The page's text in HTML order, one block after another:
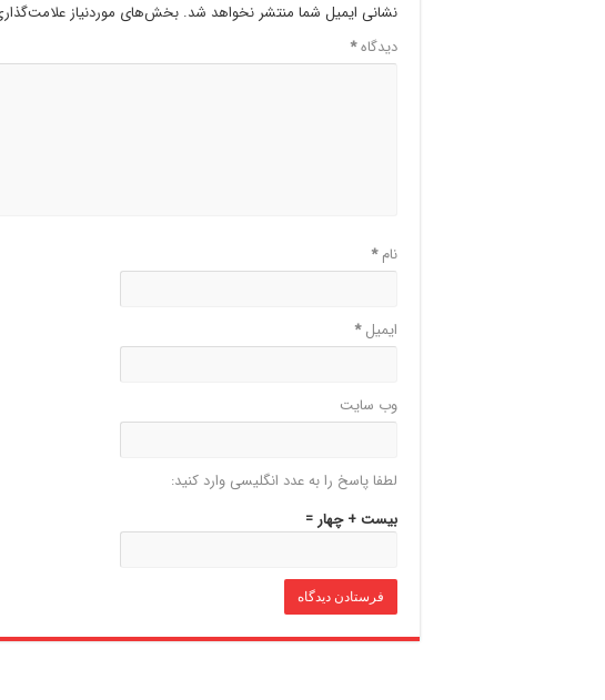
نشانی ایمیل شما منتشر نخواهد شد. بخش‌های موردنیاز
دیدگاه*
نام*
ایمیل*
وب‌ سایت
لطفا پاسخ را به عدد انگلیسی وارد کنید:
بیست + چهار =